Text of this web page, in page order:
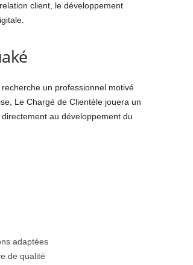
client, le développement
recherche un professionnel motivé
Le Chargé de Clientèle jouera un
au développement du
adaptées
de qualité